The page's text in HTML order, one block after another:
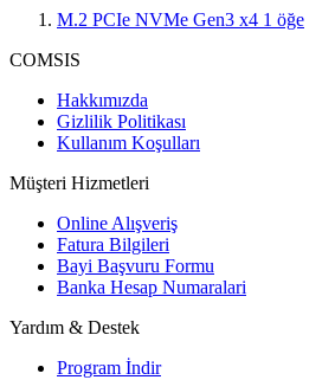
M.2 PCIe NVMe Gen3 x4 1 öğe
COMSIS
Hakkımızda
Gizlilik Politikası
Kullanım Koşulları
Müşteri Hizmetleri
Online Alışveriş
Fatura Bilgileri
Bayi Başvuru Formu
Banka Hesap Numaralari
Yardım & Destek
Program İndir